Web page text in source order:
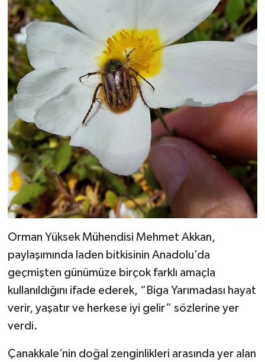
Orman Yüksek Mühendisi Mehmet Akkan,
paylaşımında laden bitkisinin Anadolu’da
geçmişten günümüze birçok farklı amaçla
kullanıldığını ifade ederek, “Biga Yarımadası hayat
verir, yaşatır ve herkese iyi gelir” sözlerine yer
verdi.
Çanakkale’nin doğal zenginlikleri arasında yer alan